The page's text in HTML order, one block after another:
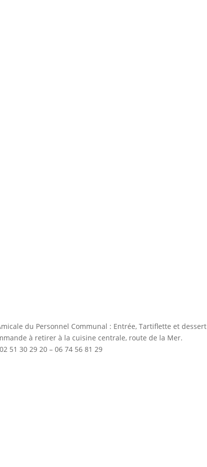
du Personnel Communal : Entrée, Tartiflette et dessert
à retirer à la cuisine centrale, route de la Mer.
51 30 29 20 – 06 74 56 81 29